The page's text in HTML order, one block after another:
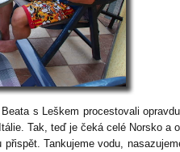
s Leškem procestovali
Tak, teď je čeká celé Norsko a
Tankujeme vodu,